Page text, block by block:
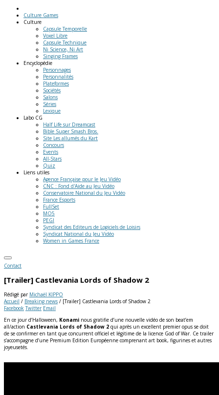
Culture Games
Culture
Capsule Temporelle
Voxel Libre
Capsule Technique
Ni Science, Ni Art
Singing Frames
Encyclopédie
Personnages
Personnalités
Plateformes
Sociétés
Salons
Séries
Lexique
Labo CG
Half Life sur Dreamcast
Bible Super Smash Bros.
Site Les allumés du Kart
Concours
Events
All-Stars
Quiz
Liens utiles
Agence Française pour le Jeu Vidéo
CNC : Fond d'Aide au Jeu Vidéo
Conservatoire National du Jeu Vidéo
France Esports
FullSet
MO5
PEGI
Syndicat des Editeurs de Logiciels de Loisirs
Syndicat National du Jeu Vidéo
Women in Games France
Contact
[Trailer] Castlevania Lords of Shadow 2
Rédigé par Michaël KIPPO
Accueil / Breaking news / [Trailer] Castlevania Lords of Shadow 2
Facebook Twitter Email
En ce jour d’Halloween, Konami nous gratifie d’une nouvelle vidéo de son beat’em
all/action Castlevania Lords of Shadow 2 qui après un excellent premier opus se doit
de se confirmer en tant que concurrent officiel et légitime de la licence God of War. Ce trailer
s’accompagne d’une Premium Edition Européenne comprenant art book, figurines et autres
joyeusetés.